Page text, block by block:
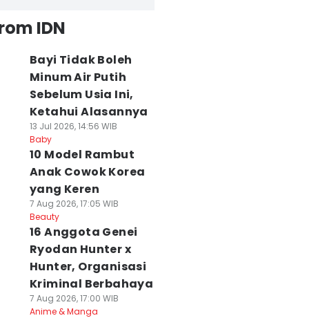
IDN
Bayi Tidak Boleh
Minum Air Putih
Sebelum Usia Ini,
Ketahui Alasannya
13 Jul 2026, 14:56 WIB
Baby
10 Model Rambut
Anak Cowok Korea
yang Keren
7 Aug 2026, 17:05 WIB
Beauty
16 Anggota Genei
Ryodan Hunter x
Hunter, Organisasi
Kriminal Berbahaya
7 Aug 2026, 17:00 WIB
Anime & Manga